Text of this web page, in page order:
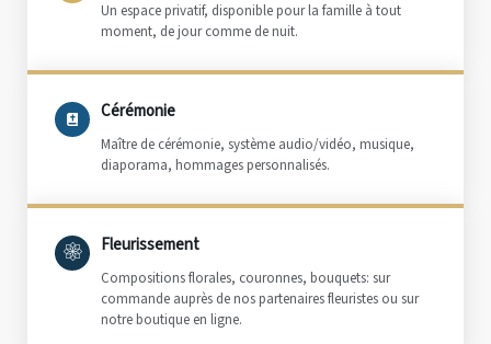
Un espace privatif, disponible pour la famille à tout
moment, de jour comme de nuit.
Cérémonie
Maître de cérémonie, système audio/vidéo, musique,
diaporama, hommages personnalisés.
Fleurissement
Compositions florales, couronnes, bouquets: sur
commande auprès de nos partenaires fleuristes ou sur
notre boutique en ligne.